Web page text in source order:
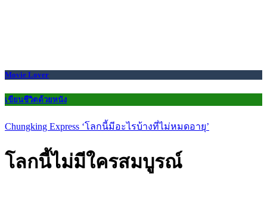
Movie Lover
เขียนชีวิตด้วยหนัง
Chungking Express ‘โลกนี้มีอะไรบ้างที่ไม่หมดอายุ’
โลกนี้ไม่มีใครสมบูรณ์